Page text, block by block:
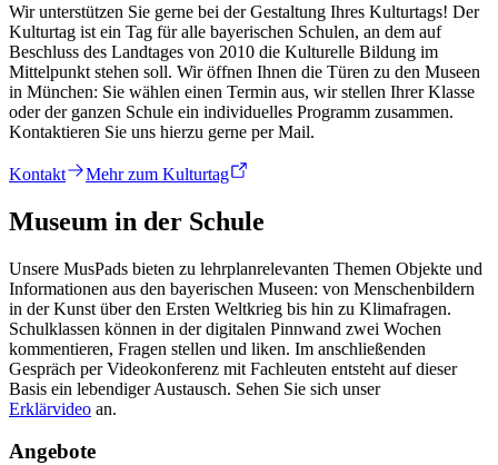
Wir unterstützen Sie gerne bei der Gestaltung Ihres Kulturtags! Der
Kulturtag ist ein Tag für alle bayerischen Schulen, an dem auf
Beschluss des Landtages von 2010 die Kulturelle Bildung im
Mittelpunkt stehen soll. Wir öffnen Ihnen die Türen zu den Museen
in München: Sie wählen einen Termin aus, wir stellen Ihrer Klasse
oder der ganzen Schule ein individuelles Programm zusammen.
Kontaktieren Sie uns hierzu gerne per Mail.
Kontakt Mehr zum Kulturtag
Museum in der Schule
Unsere MusPads bieten zu lehrplanrelevanten Themen Objekte und
Informationen aus den bayerischen Museen: von Menschenbildern
in der Kunst über den Ersten Weltkrieg bis hin zu Klimafragen.
Schulklassen können in der digitalen Pinnwand zwei Wochen
kommentieren, Fragen stellen und liken. Im anschließenden
Gespräch per Videokonferenz mit Fachleuten entsteht auf dieser
Basis ein lebendiger Austausch. Sehen Sie sich unser
Erklärvideo an.
Angebote